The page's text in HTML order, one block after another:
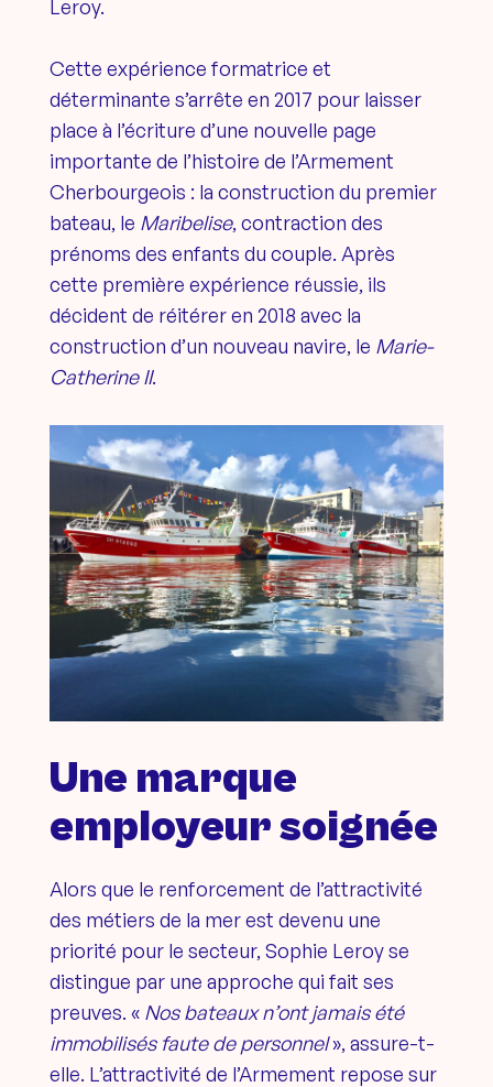
Leroy.
Cette expérience formatrice et
déterminante s’arrête en 2017 pour laisser
place à l’écriture d’une nouvelle page
importante de l’histoire de l’Armement
Cherbourgeois : la construction du premier
bateau, le Maribelise, contraction des
prénoms des enfants du couple. Après
cette première expérience réussie, ils
décident de réitérer en 2018 avec la
construction d’un nouveau navire, le Marie-
Catherine II.
Une marque
employeur soignée
Alors que le renforcement de l’attractivité
des métiers de la mer est devenu une
priorité pour le secteur, Sophie Leroy se
distingue par une approche qui fait ses
preuves. « Nos bateaux n’ont jamais été
immobilisés faute de personnel», assure-t-
elle. L’attractivité de l’Armement repose sur